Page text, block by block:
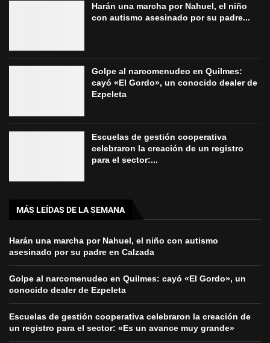
Harán una marcha por Nahuel, el niño
con autismo asesinado por su padre...
Golpe al narcomenudeo en Quilmes:
cayó «El Gordo», un conocido dealer de
Ezpeleta
Escuelas de gestión cooperativa
celebraron la creación de un registro
para el sector:...
MÁS LEÍDAS DE LA SEMANA
Harán una marcha por Nahuel, el niño con autismo
asesinado por su padre en Calzada
Golpe al narcomenudeo en Quilmes: cayó «El Gordo», un
conocido dealer de Ezpeleta
Escuelas de gestión cooperativa celebraron la creación de
un registro para el sector: «Es un avance muy grande»